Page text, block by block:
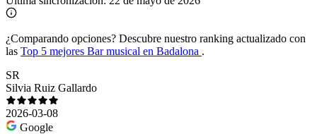
¿Comparando opciones? Descubre nuestro ranking actualizado con
las Top 5 mejores Bar musical en Badalona .
SR
Silvia Ruiz Gallardo
2026-03-08
Google